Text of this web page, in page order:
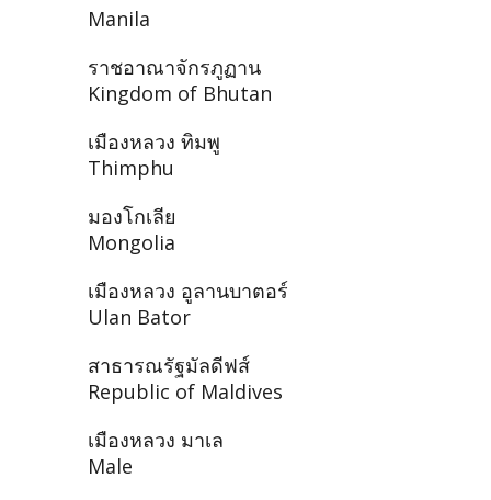
Manila
ราชอาณาจักรภูฏาน
Kingdom of Bhutan
เมืองหลวง ทิมพู
Thimphu
มองโกเลีย
Mongolia
เมืองหลวง อูลานบาตอร์
Ulan Bator
สาธารณรัฐมัลดีฟส์
Republic of Maldives
เมืองหลวง มาเล
Male